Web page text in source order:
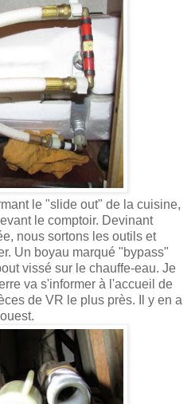
le "slide out" de la cuisine,
le comptoir. Devinant
nous sortons les outils et
Un boyau marqué "bypass"
vissé sur le chauffe-eau. Je
va s'informer à l'accueil de
de VR le plus près. Il y en a